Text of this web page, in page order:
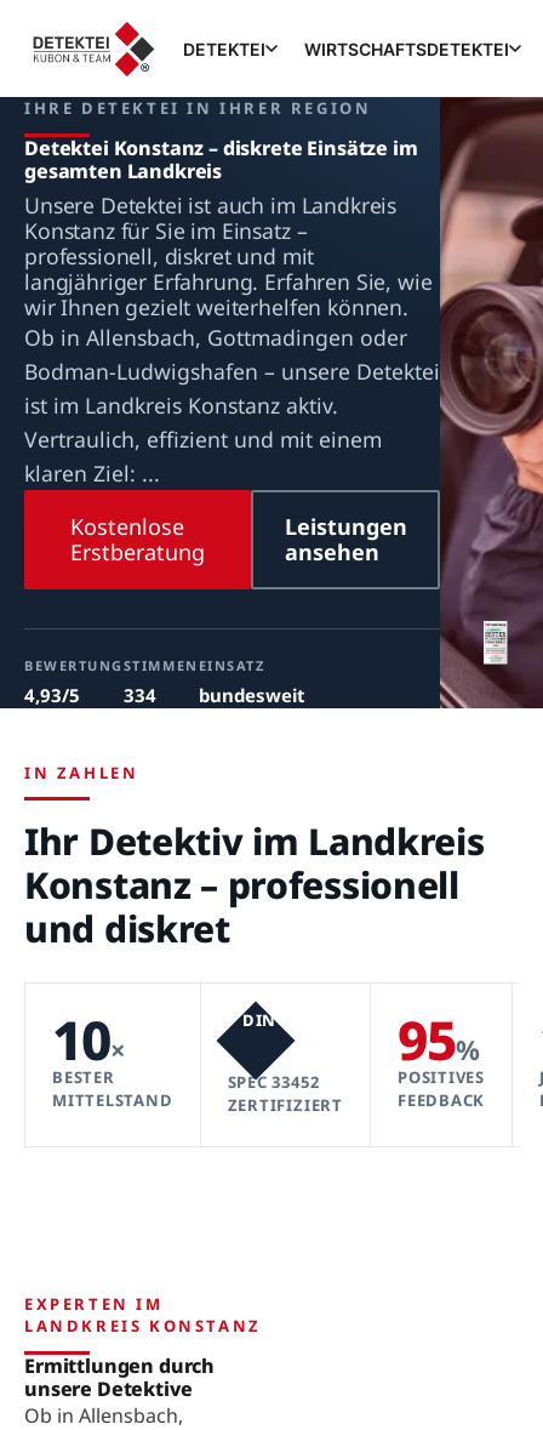
DETEKTEI WIRTSCHAFTSDETEKTEI
IHRE DETEKTEI IN IHRER REGION
Detektei Konstanz – diskrete Einsätze im
gesamten Landkreis
Unsere Detektei ist auch im Landkreis
Konstanz für Sie im Einsatz –
professionell, diskret und mit
langjähriger Erfahrung. Erfahren Sie, wie
wir Ihnen gezielt weiterhelfen können.
Ob in Allensbach, Gottmadingen oder
Bodman-Ludwigshafen – unsere Detektei
ist im Landkreis Konstanz aktiv.
Vertraulich, effizient und mit einem
klaren Ziel: ...
Kostenlose
Erstberatung
Leistungen
ansehen
BEWERTUNG
4,93/5
STIMMEN
334
EINSATZ
bundesweit
IN ZAHLEN
Ihr Detektiv im Landkreis
Konstanz – professionell
und diskret
10×
BESTER
MITTELSTAND
DIN
SPEC 33452
ZERTIFIZIERT
95%
POSITIVES
FEEDBACK
EXPERTEN IM
LANDKREIS KONSTANZ
Ermittlungen durch
unsere Detektive
Ob in Allensbach,